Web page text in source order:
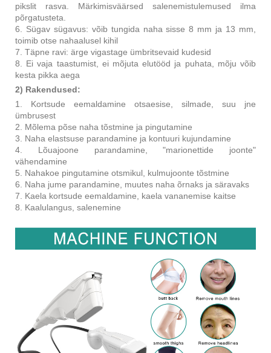
pikslit rasva. Märkimisväärsed salenemistulemused ilma
põrgatusteta.
6. Sügav sügavus: võib tungida naha sisse 8 mm ja 13 mm,
toimib otse nahaalusel kihil
7. Täpne ravi: ärge vigastage ümbritsevaid kudesid
8. Ei vaja taastumist, ei mõjuta elutööd ja puhata, mõju võib
kesta pikka aega
2) Rakendused:
1. Kortsude eemaldamine otsaesise, silmade, suu jne
ümbrusest
2. Mõlema põse naha tõstmine ja pingutamine
3. Naha elastsuse parandamine ja kontuuri kujundamine
4. Lõuajoone parandamine, "marionettide joonte"
vähendamine
5. Nahakoe pingutamine otsmikul, kulmujoonte tõstmine
6. Naha jume parandamine, muutes naha õrnaks ja säravaks
7. Kaela kortsude eemaldamine, kaela vananemise kaitse
8. Kaalulangus, salenemine